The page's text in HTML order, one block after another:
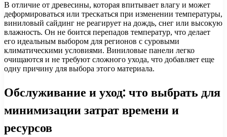
В отличие от древесины, которая впитывает влагу и может
деформироваться или трескаться при изменении температуры,
виниловый сайдинг не реагирует на дождь, снег или высокую
влажность. Он не боится перепадов температур, что делает
его идеальным выбором для регионов с суровыми
климатическими условиями. Виниловые панели легко
очищаются и не требуют сложного ухода, что добавляет еще
одну причину для выбора этого материала.
Обслуживание и уход: что выбрать для
минимизации затрат времени и
ресурсов